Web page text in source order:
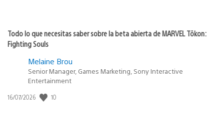
Todo lo que necesitas saber sobre la beta abierta de MARVEL Tōkon:
Fighting Souls
Melaine Brou
Senior Manager, Games Marketing, Sony Interactive
Entertainment
Fecha
16/07/2026 10